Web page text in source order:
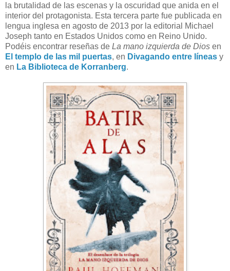
la brutalidad de las escenas y la oscuridad que anida en el
interior del protagonista. Esta tercera parte fue publicada en
lengua inglesa en agosto de 2013 por la editorial Michael
Joseph tanto en Estados Unidos como en Reino Unido.
Podéis encontrar reseñas de La mano izquierda de Dios en
El templo de las mil puertas, en Divagando entre líneas y
en La Biblioteca de Korranberg.